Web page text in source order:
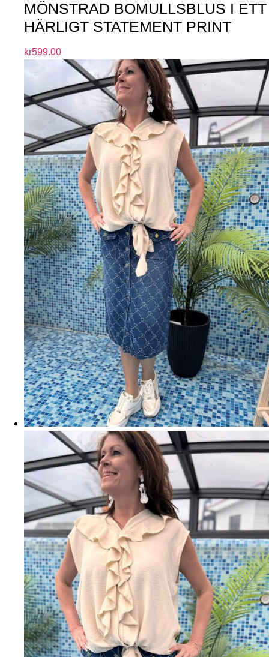
MÖNSTRAD BOMULLSBLUS I ETT
HÄRLIGT STATEMENT PRINT
kr599.00